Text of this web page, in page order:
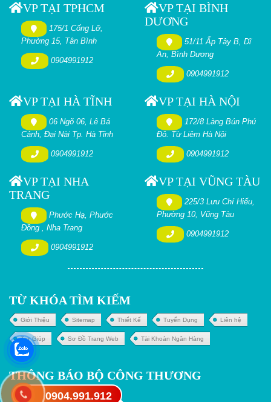
VP TẠI TPHCM
175/1 Cống Lỡ,
Phường 15, Tân Bình
0904991912
VP TẠI BÌNH
DƯƠNG
51/11 Ấp Tây B, Dĩ
An, Bình Dương
0904991912
VP TẠI HÀ TĨNH
06 Ngõ 06, Lê Bá
Cảnh, Đại Nài Tp. Hà Tĩnh
0904991912
VP TẠI HÀ NỘI
172/8 Làng Bún Phú
Đô. Từ Liêm Hà Nội
0904991912
VP TẠI NHA
TRANG
Phước Hạ, Phước
Đồng , Nha Trang
0904991912
VP TẠI VŨNG TÀU
225/3 Lưu Chí Hiếu,
Phường 10, Vũng Tàu
0904991912
TỪ KHÓA TÌM KIẾM
Giới Thiệu Sitemap Thiết Kế Tuyển Dụng Liên hệ
Trợ Giúp Sơ Đồ Trang Web Tài Khoản Ngân Hàng
THÔNG BÁO BỘ CÔNG THƯƠNG
0904.991.912